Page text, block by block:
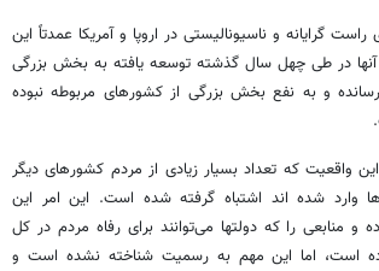
گرایانه و ناسیونالیستی در اروپا و آمریکا عمدتاً این
در طی چهل سال گذشته توسعه یافته به بخش بزرگی
و به نفع بخش بزرگی از کشورهای مربوطه نبوده
واقعیت که تعداد بسیار زیادی از مردم کشورهای دیگر
وارد شده اند اشتباه گرفته شده است. این امر این
و منابعی را که دولتها می‌توانند برای رفاه مردم در کل
است، اما این مهم به رسمیت شناخته نشده است و